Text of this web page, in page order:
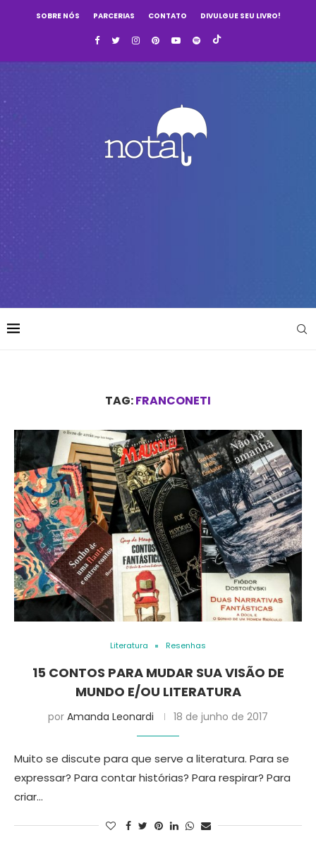
SOBRE NÓS PARCERIAS CONTATO DIVULGUE SEU LIVRO!
TAG:FRANCONETI
Literatura Resenhas
15 CONTOS PARA MUDAR SUA VISÃO DE
MUNDO E/OU LITERATURA
por Amanda Leonardi 18 de junho de 2017
Muito se discute para que serve a literatura. Para se
expressar? Para contar histórias? Para respirar? Para
criar…